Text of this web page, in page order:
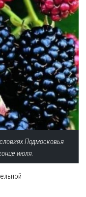
Подмосковья
июля.